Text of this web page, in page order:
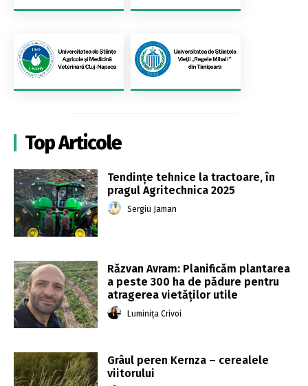
Top Articole
Tendințe tehnice la tractoare, în
pragul Agritechnica 2025
Sergiu Jaman
Răzvan Avram: Planificăm plantarea
a peste 300 ha de pădure pentru
atragerea vietăților utile
Luminița Crivoi
Grâul peren Kernza – cerealele
viitorului